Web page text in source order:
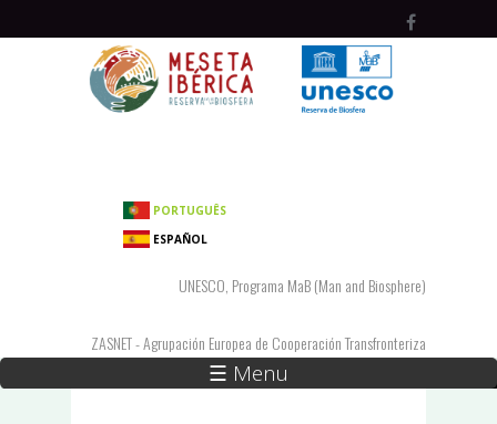
PORTUGUÊS
ESPAÑOL
UNESCO, Programa MaB (Man and Biosphere)
ZASNET - Agrupación Europea de Cooperación Transfronteriza
☰ Menu